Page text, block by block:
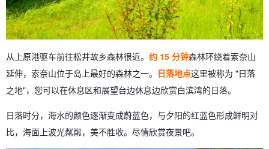
从上原港驱车前往松井故乡森林很近。 约 15 分钟森林环绕着索奈山
延伸，索奈山位于岛上最好的森林之一。 日落地点这里被称为 "日落
之地"，您可以在休息区和展望台边休息边欣赏白滨湾的日落。
日落时分，海水的颜色逐渐变成蔚蓝色，与夕阳的红蓝色形成鲜明对
比，海面上波光粼粼，美不胜收。尽情欣赏夜景吧。